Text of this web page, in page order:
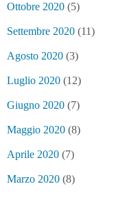
Ottobre 2020 (5)
Settembre 2020 (11)
Agosto 2020 (3)
Luglio 2020 (12)
Giugno 2020 (7)
Maggio 2020 (8)
Aprile 2020 (7)
Marzo 2020 (8)